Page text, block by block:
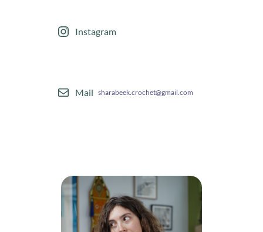
Instagram
Mail sharabeek.crochet@gmail.com